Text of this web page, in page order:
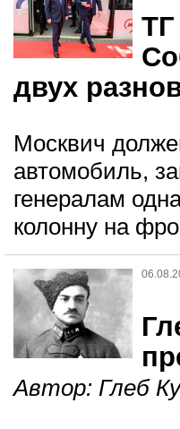
двух
Москвич
автомобиль,
генералам
колонну на
Автор: Глеб